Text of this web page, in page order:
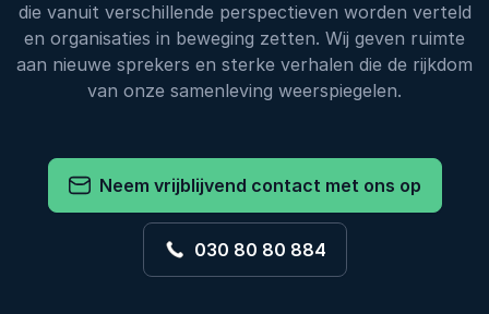
die vanuit verschillende perspectieven worden verteld
en organisaties in beweging zetten. Wij geven ruimte
aan nieuwe sprekers en sterke verhalen die de rijkdom
van onze samenleving weerspiegelen.
Neem vrijblijvend contact met ons op
030 80 80 884